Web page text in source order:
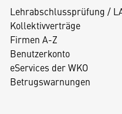
Lehrabschlussprüfung /
Kollektivverträge
Firmen A-Z
Benutzerkonto
eServices der WKO
Betrugswarnungen